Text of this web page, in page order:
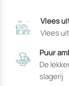
gekozen
kunnen
Vlees
Vlees
Puur
De
slagerij